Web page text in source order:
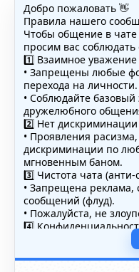
Добро пожаловать 👋
Правила нашего
Чтобы общение в
просим вас
1️⃣ Взаимное уважение
• Запрещены любые
перехода на личности.
• Соблюдайте
дружелюбного
2️⃣ Нет дискриминации
• Проявления
дискриминации по
мгновенным баном.
3️⃣ Чистота чата (анти-
• Запрещена реклама,
сообщений (флуд).
• Пожалуйста, не
4️⃣
• Не публикуйте
(телефоны, адреса,
5️⃣ Уместность